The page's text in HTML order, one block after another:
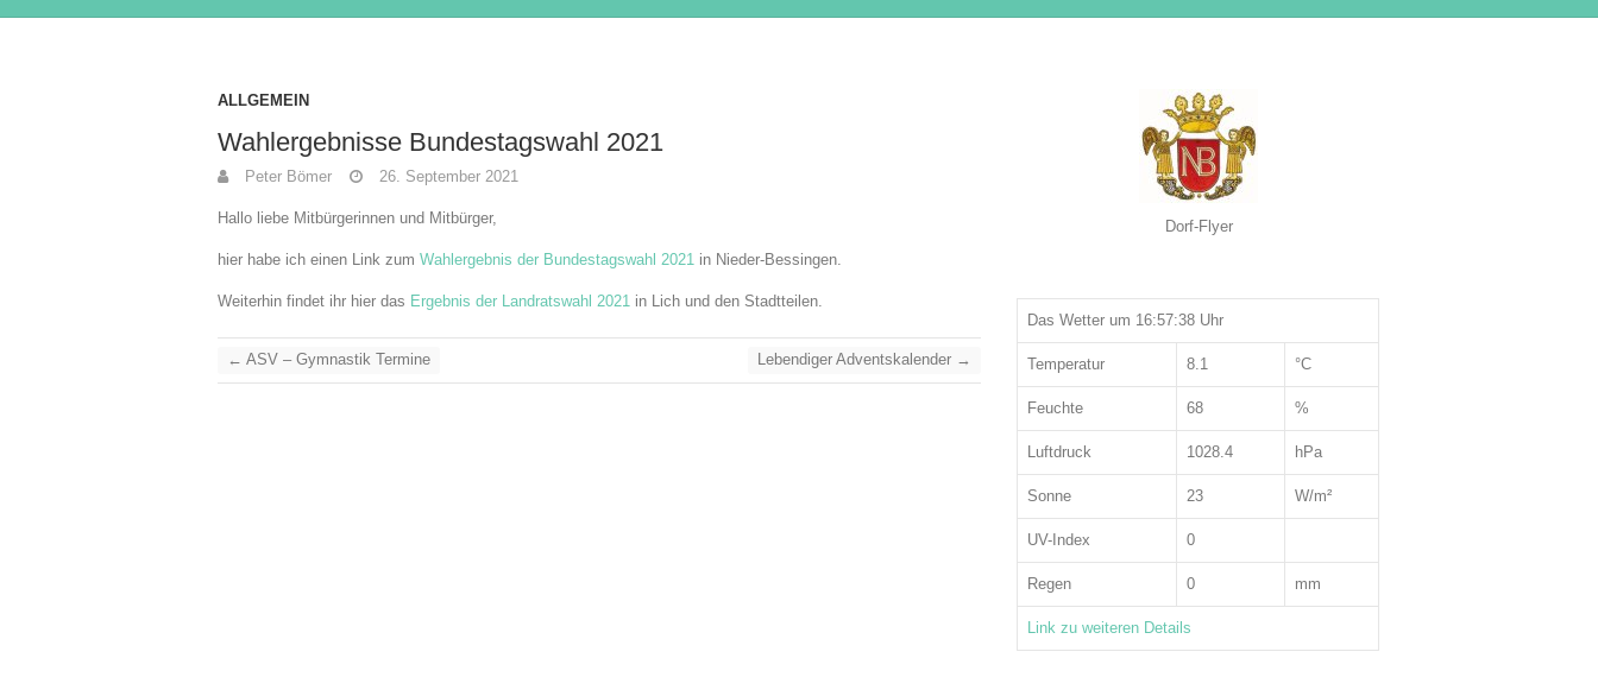
ALLGEMEIN
Wahlergebnisse Bundestagswahl 2021
Peter Bömer 26. September 2021
Hallo liebe Mitbürgerinnen und Mitbürger,
hier habe ich einen Link zum Wahlergebnis der Bundestagswahl 2021 in Nieder-Bessingen.
Weiterhin findet ihr hier das Ergebnis der Landratswahl 2021 in Lich und den Stadtteilen.
← ASV – Gymnastik Termine Lebendiger Adventskalender →
Dorf-Flyer
Das Wetter um 16:57:38 Uhr
Temperatur 8.1 °C
Feuchte 68 %
Luftdruck 1028.4 hPa
Sonne 23 W/m²
UV-Index 0
Regen 0 mm
Link zu weiteren Details